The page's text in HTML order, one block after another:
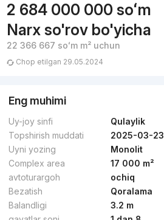
2 684 000 000 soʻm
Narx so'rov bo'yicha
22 366 667 soʻmm² uchun
Chop etilgan 29.05.2024
Eng muhimi
Uy-joy sinfi
Qulaylik
Topshirish muddati
2025-03-23
Uyni yozing
Monolit
Complex area
17 000 m²
avtoturargoh
ochiq
Bezatish
Qoralama
Balandligi
3.2 m